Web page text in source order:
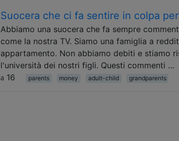
Suocera che ci fa sentire in colpa
Abbiamo una suocera che fa sempre
come la nostra TV. Siamo una famiglia a
appartamento. Non abbiamo debiti e stiamo
l'università dei nostri figli. Questi commenti …
16
parents money adult-child grandparents